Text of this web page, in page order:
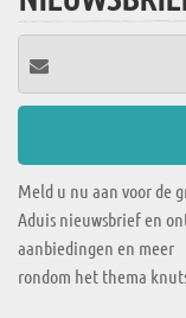
Meld u nu aan voor de
Aduis nieuwsbrief en
aanbiedingen en meer
rondom het thema